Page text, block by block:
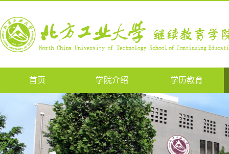
首页 学院介绍 学历教育